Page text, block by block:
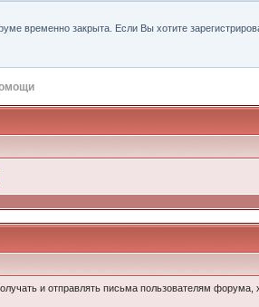
временно закрыта. Если Вы хотите
и отправлять письма пользователям форума,